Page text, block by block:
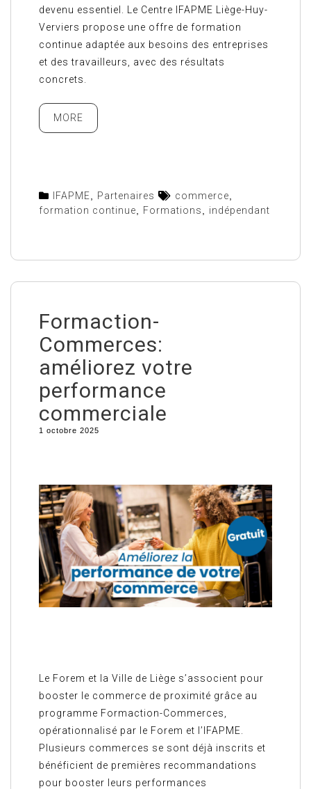
devenu essentiel. Le Centre IFAPME Liège-Huy-
Verviers propose une offre de formation
continue adaptée aux besoins des entreprises
et des travailleurs, avec des résultats
concrets.
MORE
IFAPME Partenaires commerce
formation continue
Formations indépendant
Formaction-
Commerces:
améliorez votre
performance
commerciale
1 octobre 2025
Le Forem et la Ville de Liège s’associent pour
booster le commerce de proximité grâce au
programme Formaction-Commerces,
opérationnalisé par le Forem et l’IFAPME.
Plusieurs commerces se sont déjà inscrits et
bénéficient de premières recommandations
pour booster leurs performances